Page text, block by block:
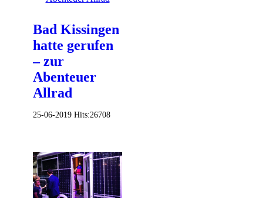
Bad Kissingen
hatte gerufen
– zur
Abenteuer
Allrad
25-06-2019 Hits:26708